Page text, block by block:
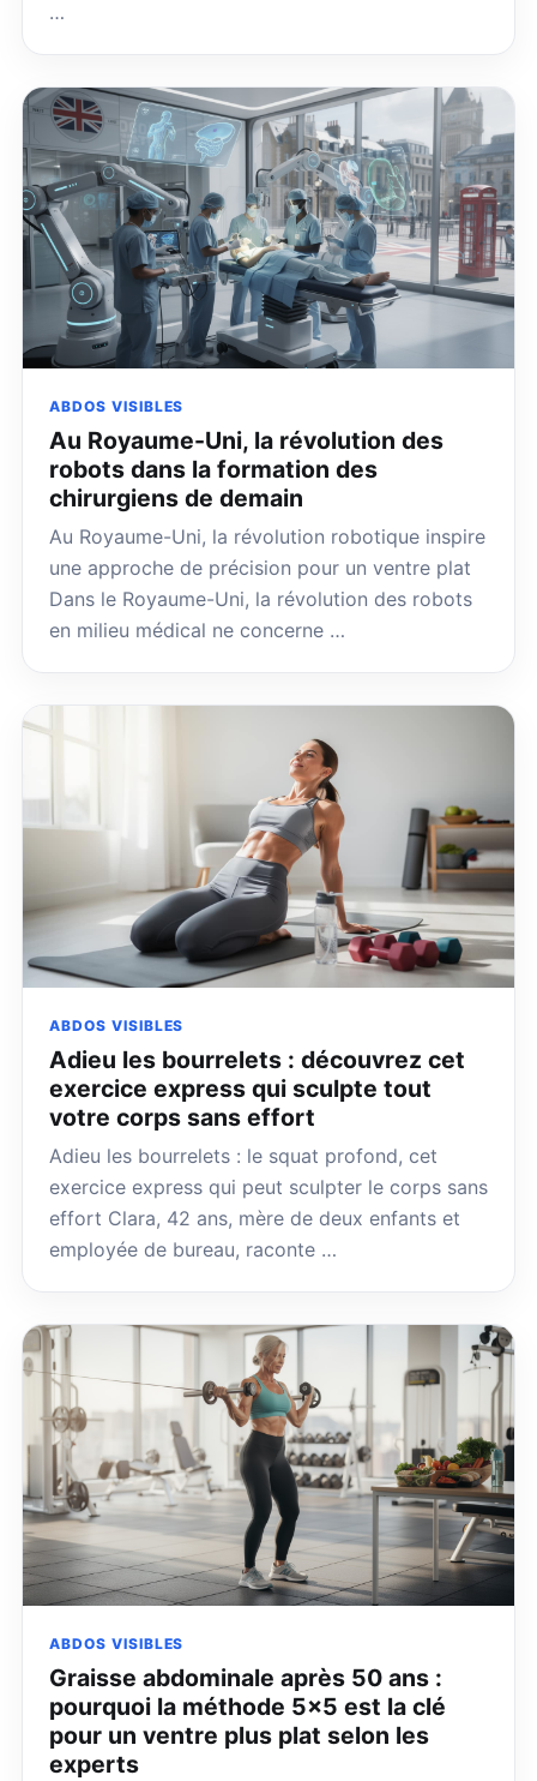
…
ABDOS VISIBLES
Au Royaume-Uni, la révolution des
robots dans la formation des
chirurgiens de demain
Au Royaume-Uni, la révolution robotique inspire
une approche de précision pour un ventre plat
Dans le Royaume-Uni, la révolution des robots
en milieu médical ne concerne …
ABDOS VISIBLES
Adieu les bourrelets : découvrez cet
exercice express qui sculpte tout
votre corps sans effort
Adieu les bourrelets : le squat profond, cet
exercice express qui peut sculpter le corps sans
effort Clara, 42 ans, mère de deux enfants et
employée de bureau, raconte …
ABDOS VISIBLES
Graisse abdominale après 50 ans :
pourquoi la méthode 5×5 est la clé
pour un ventre plus plat selon les
experts